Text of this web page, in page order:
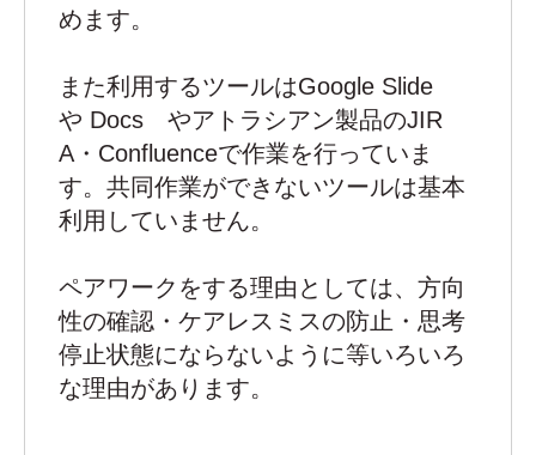
めます。
また利用するツールはGoogle Slide
や Docs やアトラシアン製品のJIR
A・Confluenceで作業を行っていま
す。共同作業ができないツールは基本
利用していません。
ペアワークをする理由としては、方向
性の確認・ケアレスミスの防止・思考
停止状態にならないように等いろいろ
な理由があります。